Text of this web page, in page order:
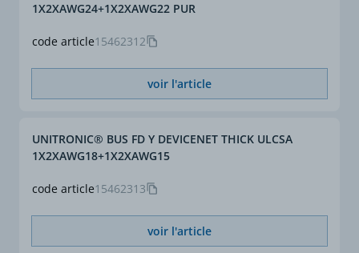
code article15462312
1X2XAWG24+1X2XAWG22 PUR
voir l'article
code article15462313
UNITRONIC® BUS FD Y DEVICENET THICK ULCSA
1X2XAWG18+1X2XAWG15
voir l'article